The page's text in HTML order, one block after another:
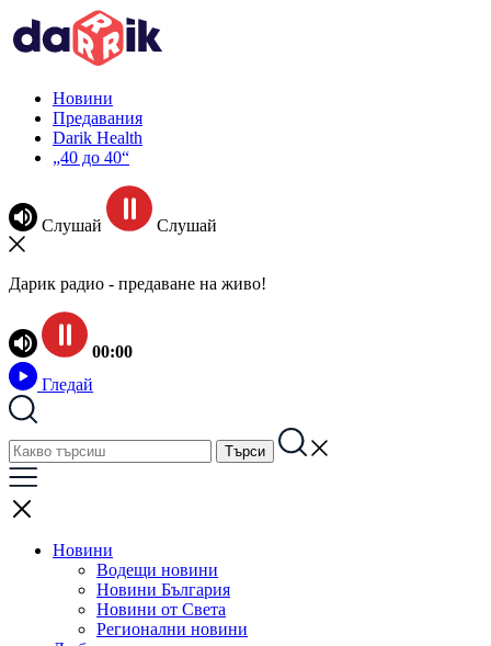
Новини
Предавания
Darik Health
„40 до 40“
Слушай Слушай
Дарик радио - предаване на живо!
00:00
Гледай
Новини
Водещи новини
Новини България
Новини от Света
Регионални новини